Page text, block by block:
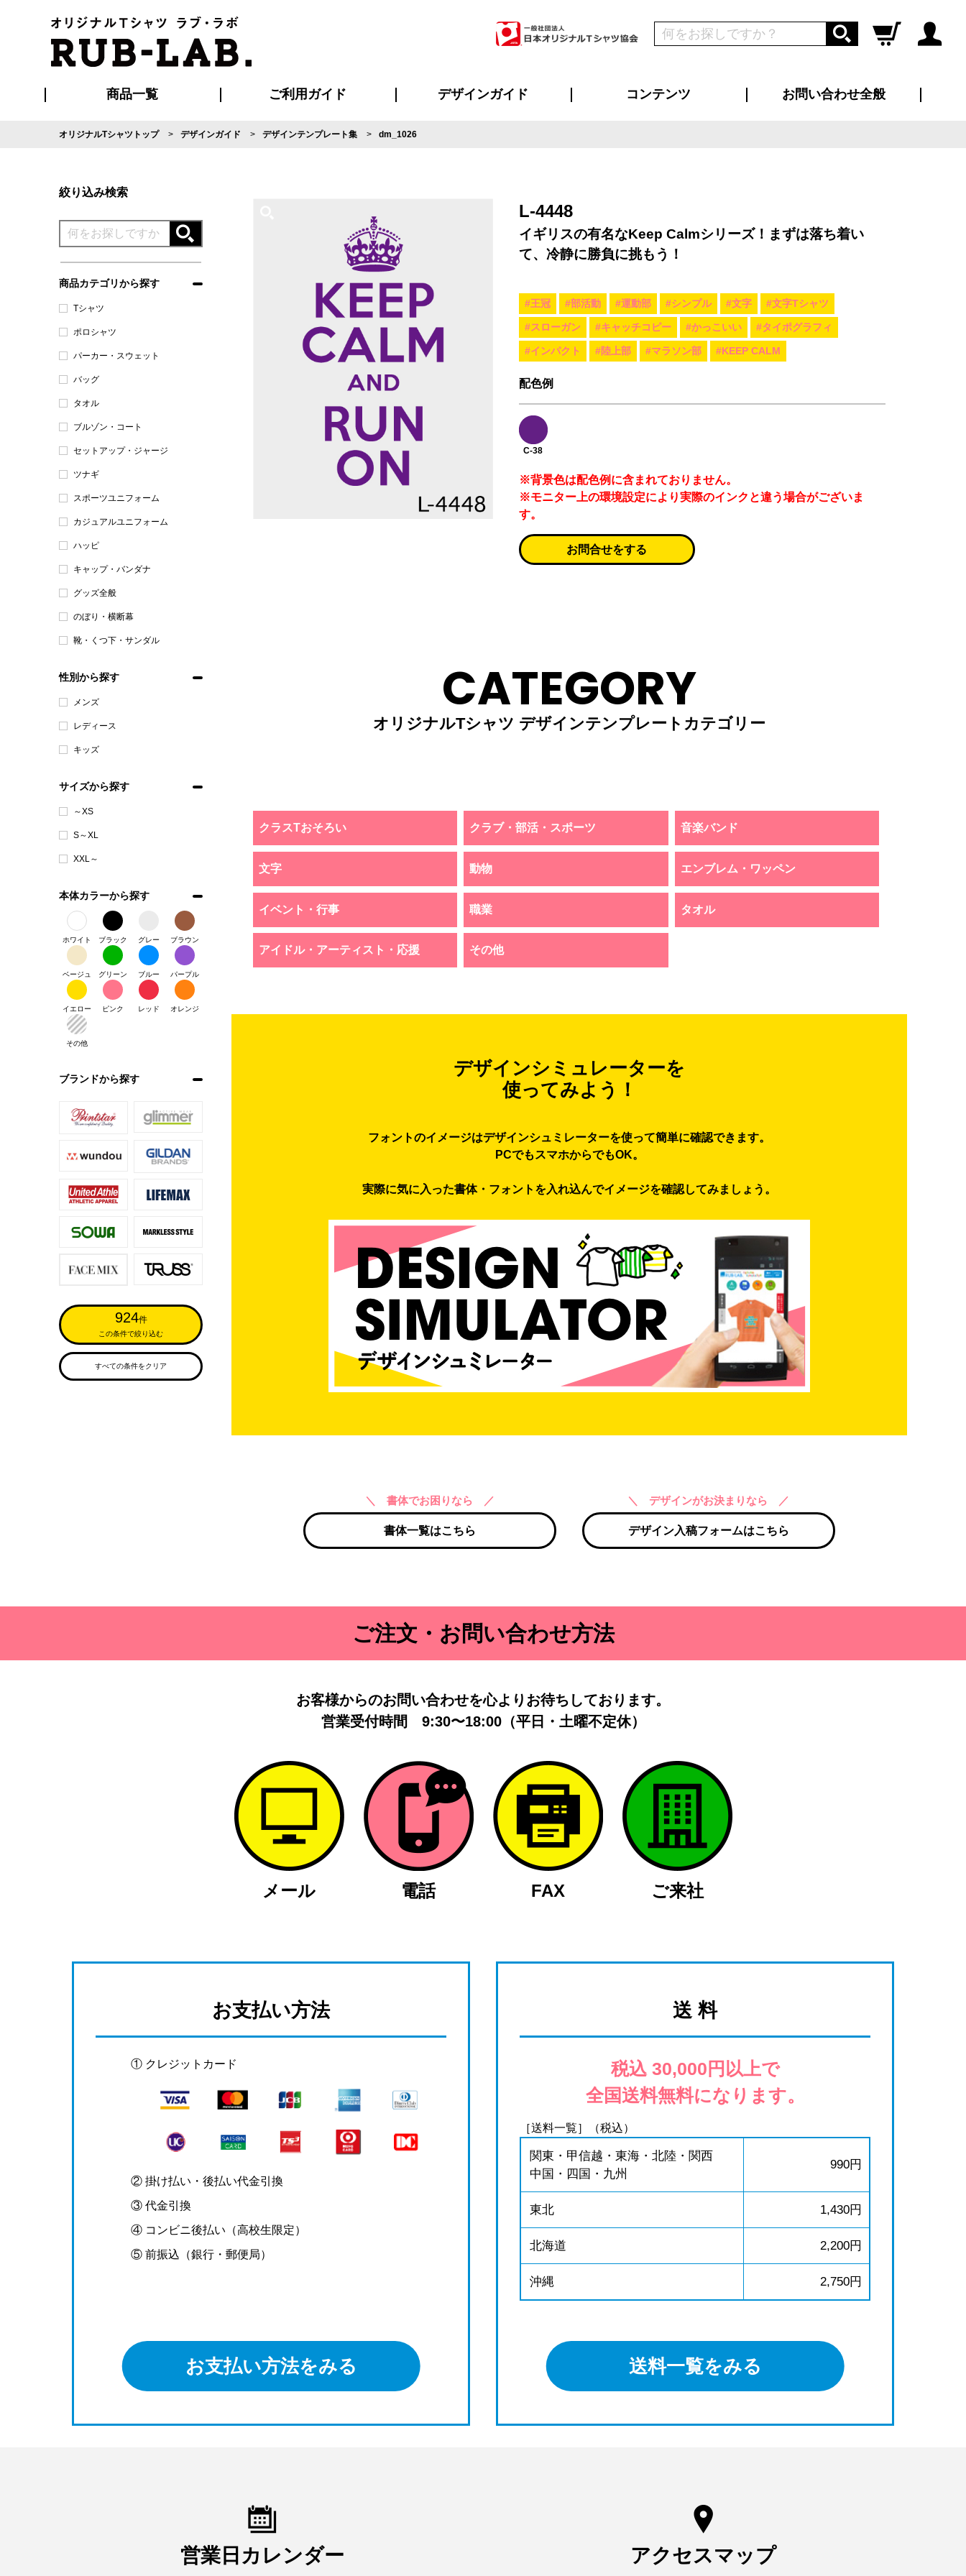
ログイン
商品一覧 ご利用ガイド
ご利用ガイド
はじめての方へ
再注文の方へ
お支払い方法について
割引まとめページ
発送・特急サービスについて
版の保管期限について
マイページ会員のメリット
よくあるご質問
デザインガイド コンテンツ お問い合わせ全般
オリジナルTシャツトップ デザインガイド デザインテンプレート集 dm_1026
絞り込み検索
商品カテゴリから探す
Tシャツ
ポロシャツ
パーカー・スウェット
バッグ
タオル
ブルゾン・コート
セットアップ・ジャージ
ツナギ
スポーツユニフォーム
カジュアルユニフォーム
ハッピ
キャップ・バンダナ
グッズ全般
のぼり・横断幕
靴・くつ下・サンダル
性別から探す
メンズ
レディース
キッズ
サイズから探す
～XS
S～XL
XXL～
本体カラーから探す
ホワイト ブラック グレー ブラウン
ベージュ グリーン ブルー パープル
イエロー ピンク レッド オレンジ
その他
ブランドから探す
924件
この条件で絞り込む
すべての条件をクリア
L-4448
イギリスの有名なKeep Calmシリーズ！まずは落ち着い
て、冷静に勝負に挑もう！
#王冠 #部活動 #運動部 #シンプル #文字 #文字Tシャツ
#スローガン #キャッチコピー #かっこいい #タイポグラフィ
#インパクト #陸上部 #マラソン部 #KEEP CALM
配色例
C-38
※背景色は配色例に含まれておりません。
※モニター上の環境設定により実際のインクと違う場合がございま
す。
お問合せをする
CATEGORY
オリジナルTシャツ デザインテンプレートカテゴリー
クラスTおそろい クラブ・部活・スポーツ 音楽バンド
文字 動物 エンブレム・ワッペン
イベント・行事 職業 タオル
アイドル・アーティスト・応援 その他
デザインシミュレーターを
使ってみよう！
フォントのイメージはデザインシュミレーターを使って簡単に確認できます。
PCでもスマホからでもOK。
実際に気に入った書体・フォントを入れ込んでイメージを確認してみましょう。
＼ 書体でお困りなら ／
書体一覧はこちら
＼ デザインがお決まりなら ／
デザイン入稿フォームはこちら
ご注文・お問い合わせ方法
お客様からのお問い合わせを心よりお待ちしております。
営業受付時間 9:30〜18:00（平日・土曜不定休）
メール 電話 FAX ご来社
お支払い方法
① クレジットカード
② 掛け払い・後払い代金引換
③ 代金引換
④ コンビニ後払い（高校生限定）
⑤ 前振込（銀行・郵便局）
お支払い方法をみる
送 料
税込 30,000円以上で
全国送料無料になります。
［送料一覧］（税込）
関東・甲信越・東海・北陸・関西
中国・四国・九州
990円
東北 1,430円
北海道 2,200円
沖縄 2,750円
送料一覧をみる
営業日カレンダー アクセスマップ